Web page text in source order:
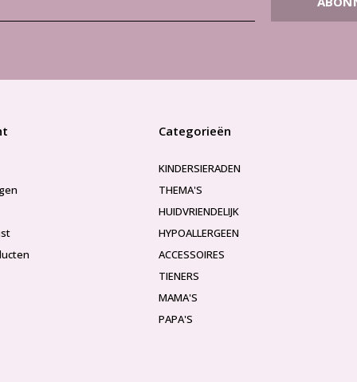
Categorieën
KINDERSIERADEN
THEMA'S
HUIDVRIENDELIJK
HYPOALLERGEEN
ACCESSOIRES
TIENERS
MAMA'S
PAPA'S